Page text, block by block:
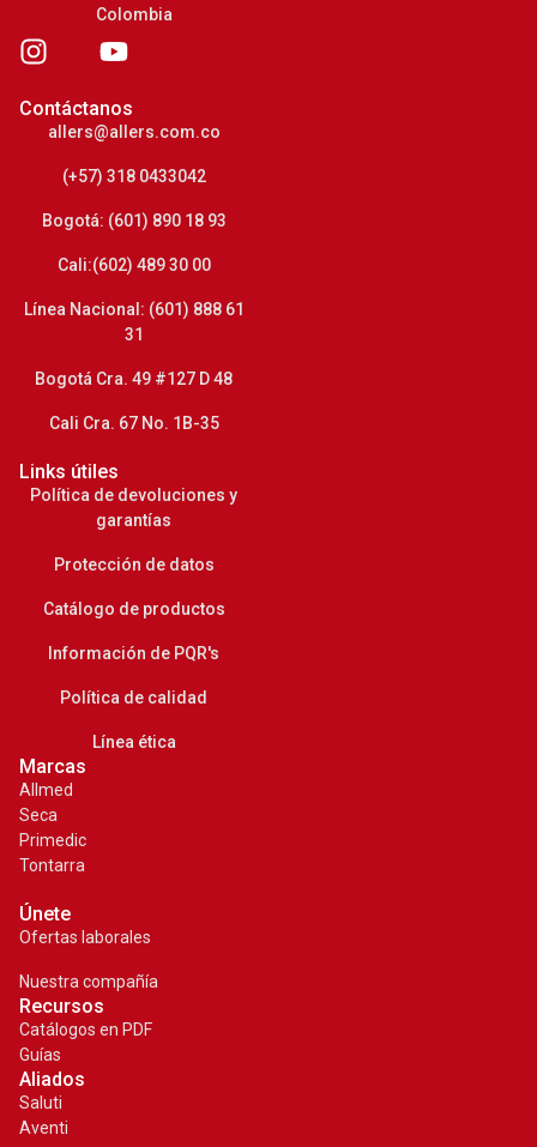
Colombia
Contáctanos
allers@allers.com.co
(+57) 318 0433042
Bogotá: (601) 890 18 93
Cali:(602) 489 30 00
Línea Nacional: (601) 888 61
31
Bogotá Cra. 49 #127 D 48
Cali Cra. 67 No. 1B-35
Links útiles
Política de devoluciones y
garantías
Protección de datos
Catálogo de productos
Información de PQR's
Política de calidad
Línea ética
Marcas
Allmed
Seca
Primedic
Tontarra
Únete
Ofertas laborales
Nuestra compañía
Recursos
Catálogos en PDF
Guías
Aliados
Saluti
Aventi